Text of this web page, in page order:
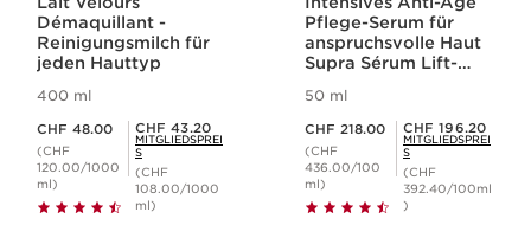
Démaquillant -
Reinigungsmilch für
jeden Hauttyp
400 ml
CHF 48.00
(CHF
120.00/1000
ml)
Mitgliederpreis CHF 43.20
CHF 43.20
MITGLIEDSPREI
S
(CHF
108.00/1000
ml)
Pflege-Serum für
anspruchsvolle Haut
Supra Sérum Lift-
Intensif
50 ml
CHF 218.00
(CHF
436.00/100
ml)
Mitgliederpreis CHF 196.20
CHF 196.20
MITGLIEDSPREI
S
(CHF
392.40/100ml
)